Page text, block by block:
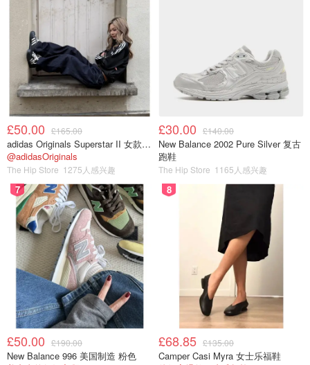
她进一步在诉状中控诉，布莱克本曾反复拍打她的胸口说：
“来吧，来吧”，似乎急切地想让她跟着他去某个地方。
£50.00 £165.00
adidas Originals Superstar II 女款串珠休闲鞋 黑色
@adidasOriginals
The Hip Store 1275人感兴趣
£30.00 £140.00
New Balance 2002 Pure Silver 复古
跑鞋
The Hip Store 1165人感兴趣
7
£50.00 £190.00
New Balance 996 美国制造 粉色
8
£68.85 £135.00
Camper Casi Myra 女士乐福鞋